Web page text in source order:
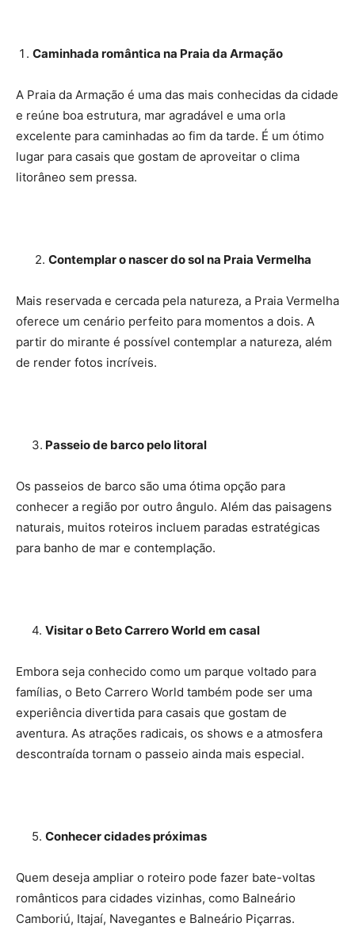
Caminhada romântica na Praia da Armação
A Praia da Armação é uma das mais conhecidas da cidade
e reúne boa estrutura, mar agradável e uma orla
excelente para caminhadas ao fim da tarde. É um ótimo
lugar para casais que gostam de aproveitar o clima
litorâneo sem pressa.
2. Contemplar o nascer do sol na Praia Vermelha
Mais reservada e cercada pela natureza, a Praia Vermelha
oferece um cenário perfeito para momentos a dois. A
partir do mirante é possível contemplar a natureza, além
de render fotos incríveis.
3. Passeio de barco pelo litoral
Os passeios de barco são uma ótima opção para
conhecer a região por outro ângulo. Além das paisagens
naturais, muitos roteiros incluem paradas estratégicas
para banho de mar e contemplação.
4. Visitar o Beto Carrero World em casal
Embora seja conhecido como um parque voltado para
famílias, o Beto Carrero World também pode ser uma
experiência divertida para casais que gostam de
aventura. As atrações radicais, os shows e a atmosfera
descontraída tornam o passeio ainda mais especial.
5. Conhecer cidades próximas
Quem deseja ampliar o roteiro pode fazer bate-voltas
românticos para cidades vizinhas, como Balneário
Camboriú, Itajaí, Navegantes e Balneário Piçarras.